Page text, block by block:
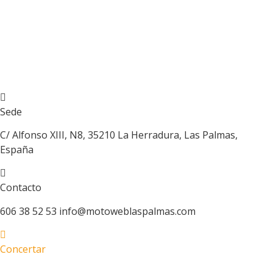
Sede
C/ Alfonso XIII, N8, 35210 La Herradura, Las Palmas,
España
Contacto
606 38 52 53 info@motoweblaspalmas.com
Concertar